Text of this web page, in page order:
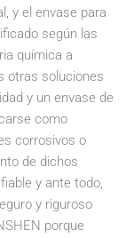
y el envase para
según las
química a
otras soluciones
y un envase de
como
corrosivos o
de dichos
y ante todo,
y riguroso
porque